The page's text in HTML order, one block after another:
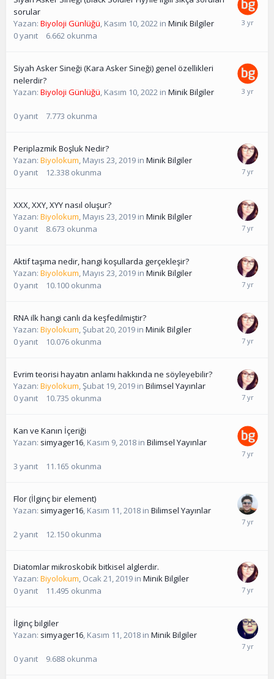
sorular
Yazan: Biyoloji Günlüğü, Kasım 10, 2022 in Minik Bilgiler
0yanıt 6.662 okunma
Siyah Asker Sineği (Kara Asker Sineği) genel özellikleri
nelerdir?
Yazan: Biyoloji Günlüğü, Kasım 10, 2022 in Minik Bilgiler
0yanıt 7.773 okunma
Periplazmik Boşluk Nedir?
Yazan: Biyolokum, Mayıs 23, 2019 in Minik Bilgiler
0yanıt 12.338 okunma
XXX, XXY, XYY nasıl oluşur?
Yazan: Biyolokum, Mayıs 23, 2019 in Minik Bilgiler
0yanıt 8.673 okunma
Aktif taşıma nedir, hangi koşullarda gerçekleşir?
Yazan: Biyolokum, Mayıs 23, 2019 in Minik Bilgiler
0yanıt 10.100 okunma
RNA ilk hangi canlı da keşfedilmiştir?
Yazan: Biyolokum,Şubat 20, 2019 in Minik Bilgiler
0yanıt 10.076 okunma
Evrim teorisi hayatın anlamı hakkında ne söyleyebilir?
Yazan: Biyolokum,Şubat 19, 2019 in Bilimsel Yayınlar
0yanıt 10.735 okunma
Kan ve Kanın İçeriği
Yazan: simyager16, Kasım 9, 2018 in Bilimsel Yayınlar
3 yanıt 11.165 okunma
Flor (İlginç bir element)
Yazan: simyager16, Kasım 11, 2018 in Bilimsel Yayınlar
2yanıt 12.150 okunma
Diatomlar mikroskobik bitkisel alglerdir.
Yazan: Biyolokum, Ocak 21, 2019 in Minik Bilgiler
0yanıt 11.495 okunma
İlginç bilgiler
Yazan: simyager16, Kasım 11, 2018 in Minik Bilgiler
0yanıt 9.688 okunma